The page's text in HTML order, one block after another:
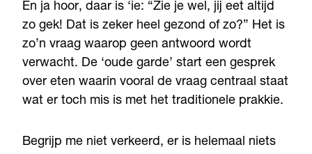
En ja hoor, daar is ‘ie: “Zie je wel, jij eet altijd
zo gek! Dat is zeker heel gezond of zo?” Het is
zo’n vraag waarop geen antwoord wordt
verwacht. De ‘oude garde’ start een gesprek
over eten waarin vooral de vraag centraal staat
wat er toch mis is met het traditionele prakkie.
Begrijp me niet verkeerd, er is helemaal niets